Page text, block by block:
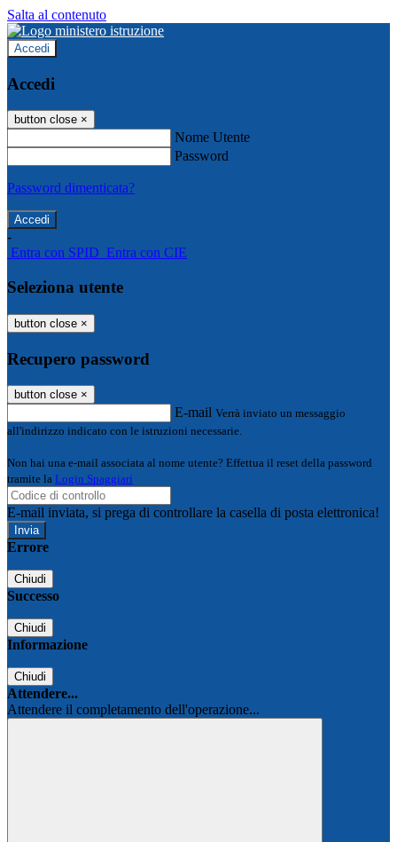
Salta al contenuto
Accedi
Accedi
button close ×
Nome Utente
Password
Password dimenticata?
-
Entra con SPID Entra con CIE
Seleziona utente
button close ×
Recupero password
button close ×
E-mail Verrà inviato un messaggio
all'indirizzo indicato con le istruzioni necessarie.
Non hai una e-mail associata al nome utente? Effettua il reset della password
tramite la Login Spaggiari
E-mail inviata, si prega di controllare la casella di posta elettronica!
Errore
Chiudi
Successo
Chiudi
Informazione
Chiudi
Attendere...
Attendere il completamento dell'operazione...